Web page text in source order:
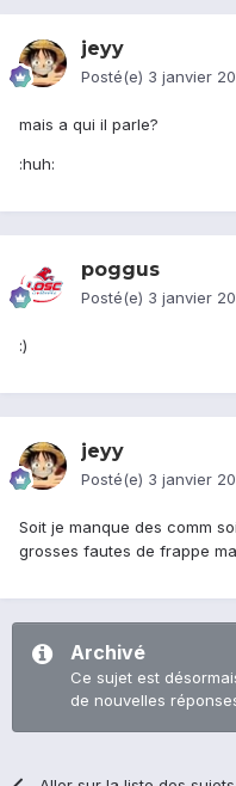
jeyy
Posté(e) 3 janvier
mais a qui il parle?
:huh:
poggus
Posté(e) 3 janvier
:)
jeyy
Posté(e) 3 janvier
Soit je manque des comm
grosses fautes de frappe
Archivé
Ce sujet est
de nouvelles